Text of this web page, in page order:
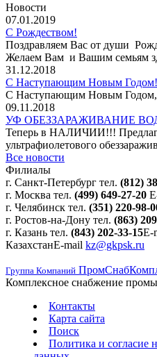
Новости
07.01.2019
С Рождеством!
Поздравляем Вас от души
Желаем Вам и Вашим семьям
31.12.2018
С Наступающим Новым Годом!
С Наступающим Новым Годом,
09.11.2018
УФ ОБЕЗЗАРАЖИВАНИЕ
Теперь в НАЛИЧИИ!!!
ультрафиолетового
Все новости
Филиалы
г. Санкт-Петербург тел. (812)
г. Москва тел. (499) 649-27-20
г. Челябинск тел. (351) 220-98-
г. Ростов-на-Дону тел. (863)
г. Казань тел. (843) 202-33-15E-
КазахстанE-mail kz@gkpsk.ru
Группа Компаний
Комплексное снабжение
Контакты
Карта сайта
Поиск
Политика и согласие